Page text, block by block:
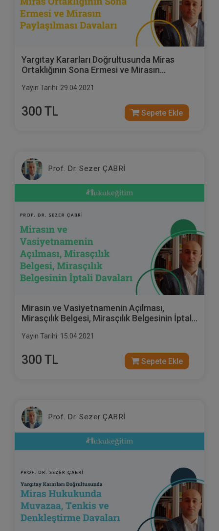
Yargıtay Kararları Doğrultusunda Miras
Ortaklığının Sona Ermesi ve Mirasın
Yayın Tarihi: 29.04.2021
300 TL Sepete Ekle
Prof. Dr. Sezer ÇABRİ
Mirasın ve Vasiyetnamenin Açılması,
Mirasçılık Belgesi, Mirasçılık Belgesinin İptali
Yayın Tarihi: 15.04.2021
300 TL Sepete Ekle
Prof. Dr. Sezer ÇABRİ